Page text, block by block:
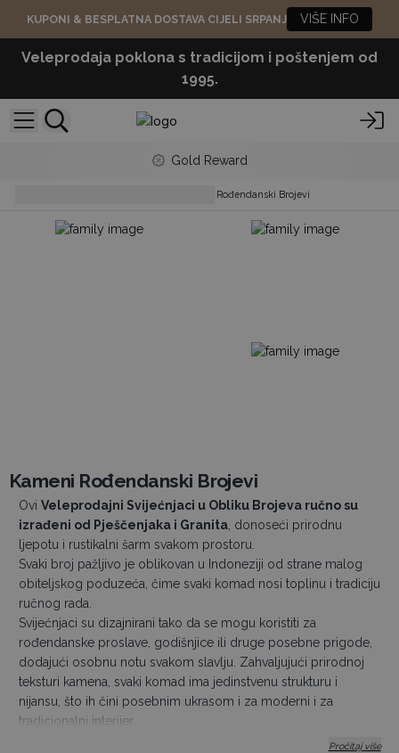
KUPONI & BESPLATNA DOSTAVA CIJELI SRPANJ VIŠE INFO
Veleprodaja poklona s tradicijom i poštenjem od
1995.
Gold Reward
Kameni Rođendanski Brojevi
Kameni Rođendanski Brojevi
Ovi Veleprodajni Svijećnjaci u Obliku Brojeva ručno su
izrađeni od Pješčenjaka i Granita, donoseći prirodnu
ljepotu i rustikalni šarm svakom prostoru.
Svaki broj pažljivo je oblikovan u Indoneziji od strane malog
obiteljskog poduzeća, čime svaki komad nosi toplinu i tradiciju
ručnog rada.
Svijećnjaci su dizajnirani tako da se mogu koristiti za
rođendanske proslave, godišnjice ili druge posebne prigode,
dodajući osobnu notu svakom slavlju. Zahvaljujući prirodnoj
teksturi kamena, svaki komad ima jedinstvenu strukturu i
nijansu, što ih čini posebnim ukrasom i za moderni i za
tradicionalni interijer.
: Visina 11 cm, širina 7 cm, dubina 9 cm
Pročitaj više